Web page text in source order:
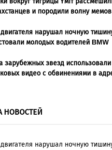
и породили волну мемов
нарушал ночную
молодых водителей BMW
зарубежных звезд
видео с обвинениями в
НОВОСТЕЙ
нарушал ночную